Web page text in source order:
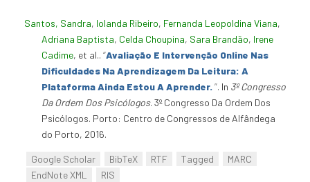
Santos, Sandra, Iolanda Ribeiro, Fernanda Leopoldina Viana,
Adriana Baptista, Celda Choupina, Sara Brandão, Irene
Cadime, et al.. “Avaliação E Intervenção Online Nas
Dificuldades Na Aprendizagem Da Leitura: A
Plataforma Ainda Estou A Aprender.”. In 3º Congresso
Da Ordem Dos Psicólogos. 3º Congresso Da Ordem Dos
Psicólogos. Porto: Centro de Congressos de Alfândega
do Porto, 2016.
Google Scholar BibTeX RTF Tagged
MARC
EndNote XML
RIS